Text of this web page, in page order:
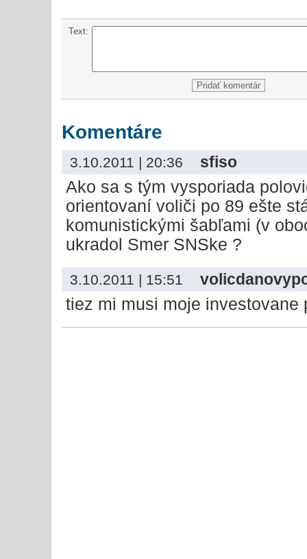
Text:
Komentáre
3.10.2011 | 20:36 sfiso
Ako sa s tým vysporiada
orientovaní voliči po 89 ešte
komunistickými šabľami (v
ukradol Smer SNSke ?
3.10.2011 | 15:51
tiez mi musi moje investovane